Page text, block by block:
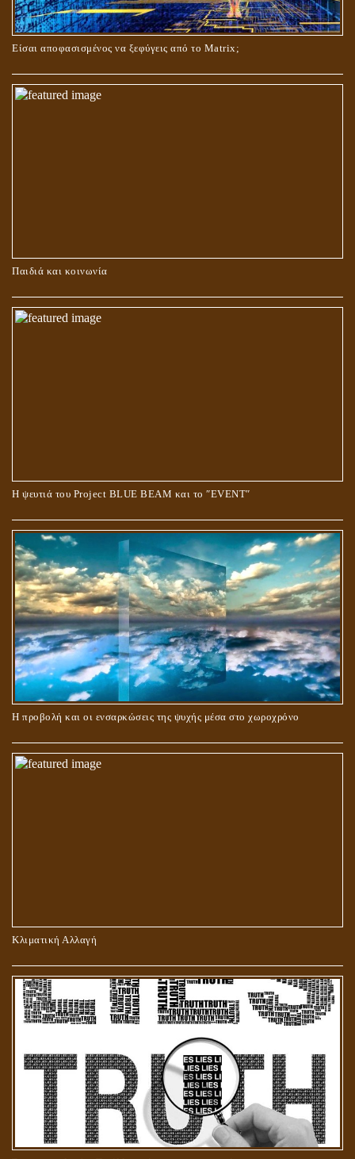
Είσαι αποφασισμένος να ξεφύγεις από το Matrix;
Παιδιά και κοινωνία
Η ψευτιά του Project BLUE BEAM και το ʺEVENTʺ
Η προβολή και οι ενσαρκώσεις της ψυχής μέσα στο χωροχρόνο
Κλιματική Αλλαγή
ΟΙ ΑΙΤΙΕΣ ΓΙΑ ΤΗΝ ΕΠΙΘΕΤΙΚΗ ΣΥΜΠΕΡΙΦΟΡΑ ΤΟΥ ΧΡΙΣΤΟΥ ΣΤΑ
ΝΗΠΙΑΚΑ ΤΟΥ ΧΡΟΝΙΑ
ΚΑΥΣΗ Ή ΤΑΦΗ ΤΩΝ ΝΕΚΡΩΝ?
Ο ΡΟΛΟΣ ΤΗΣ ΛΙΛΙΘ ΣΤΗ ΓΕΝΕΣΗ
ΠΕΡΙ ΓΑΜΟΥ ΚΑΙ ΔΙΑΖΥΓΙΟΥ
ΠΕΡΙ ΠΡΟΣΕΥΧΗΣ, ΝΗΣΤΕΙΑΣ ΚΑΙ ΕΛΕΗΜΟΣΥΝΗΣ
ΣΤΑΥΡΩΣΗ ΤΟΥ ΧΡΙΣΤΟΥ: ΜΥΘΟΣ Ή ΠΡΑΓΜΑΤΙΚΟΤΗΤΑ;